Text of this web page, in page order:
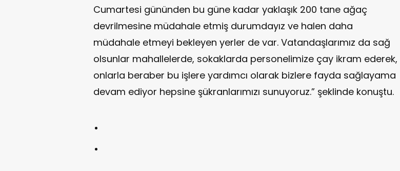
Cumartesi gününden bu güne kadar yaklaşık 200 tane ağaç
devrilmesine müdahale etmiş durumdayız ve halen daha
müdahale etmeyi bekleyen yerler de var. Vatandaşlarımız da sağ
olsunlar mahallelerde, sokaklarda personelimize çay ikram ederek,
onlarla beraber bu işlere yardımcı olarak bizlere fayda sağlayama
devam ediyor hepsine şükranlarımızı sunuyoruz.” şeklinde konuştu.